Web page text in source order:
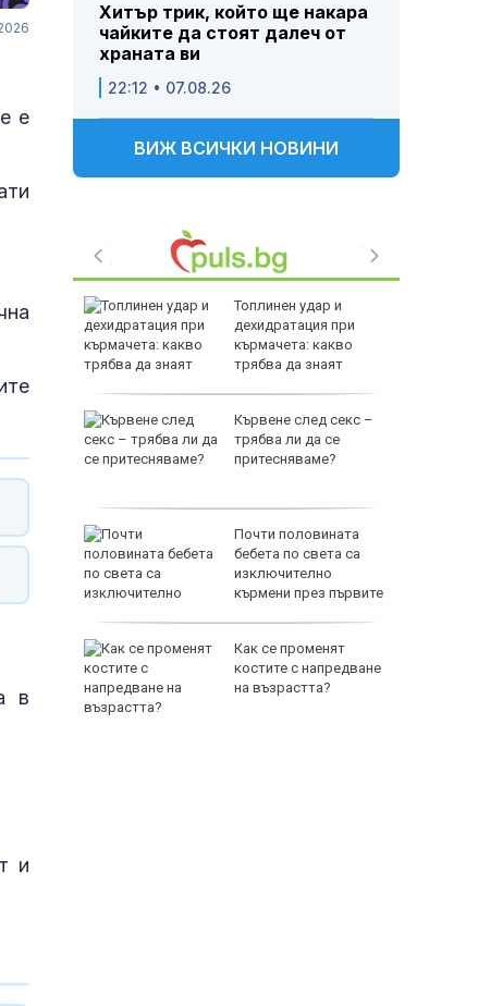
е
в
и
Хитър трик, който ще накара
чайките да стоят далеч от
храната ви
22:12 • 07.08.26
ВИЖ ВСИЧКИ НОВИНИ
ФСБ
Топлинен удар и
дехидратация при
кърмачета: какво
трябва да знаят
Кървене след секс –
трябва ли да се
притесняваме?
Почти половината
бебета по света са
изключително
кърмени през първите
Как се променят
костите с напредване
на възрастта?